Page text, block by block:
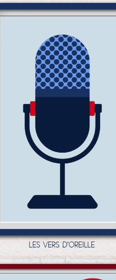
LES VERS D'OREILLE